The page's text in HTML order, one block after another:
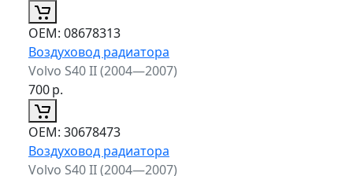
ОЕМ: 08678313
Воздуховод радиатора
Volvo S40 II (2004—2007)
700р.
ОЕМ: 30678473
Воздуховод радиатора
Volvo S40 II (2004—2007)